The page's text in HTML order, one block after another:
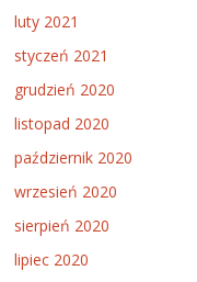
luty 2021
styczeń 2021
grudzień 2020
listopad 2020
październik 2020
wrzesień 2020
sierpień 2020
lipiec 2020